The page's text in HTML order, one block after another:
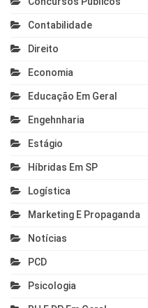
Contabilidade
Direito
Economia
Educação Em Geral
Engehnharia
Estágio
Híbridas Em SP
Logística
Marketing E Propaganda
Notícias
PCD
Psicologia